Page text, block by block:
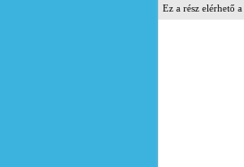
Ez a rész elérhető a